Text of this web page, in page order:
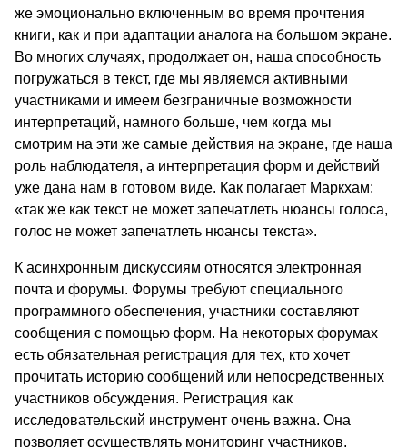
же эмоционально включенным во время прочтения
книги, как и при адаптации аналога на большом экране.
Во многих случаях, продолжает он, наша способность
погружаться в текст, где мы являемся активными
участниками и имеем безграничные возможности
интерпретаций, намного больше, чем когда мы
смотрим на эти же самые действия на экране, где наша
роль наблюдателя, а интерпретация форм и действий
уже дана нам в готовом виде. Как полагает Маркхам:
«так же как текст не может запечатлеть нюансы голоса,
голос не может запечатлеть нюансы текста».
К асинхронным дискуссиям относятся электронная
почта и форумы. Форумы требуют специального
программного обеспечения, участники составляют
сообщения с помощью форм. На некоторых форумах
есть обязательная регистрация для тех, кто хочет
прочитать историю сообщений или непосредственных
участников обсуждения. Регистрация как
исследовательский инструмент очень важна. Она
позволяет осуществлять мониторинг участников,